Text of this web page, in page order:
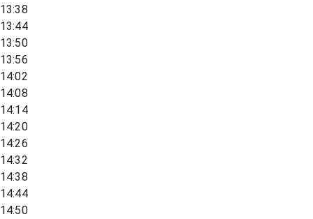
13:38
13:44
13:50
13:56
14:02
14:08
14:14
14:20
14:26
14:32
14:38
14:44
14:50